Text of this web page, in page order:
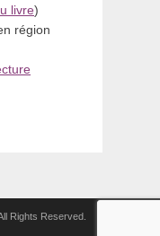
livre)
région
All Rights Reserved.